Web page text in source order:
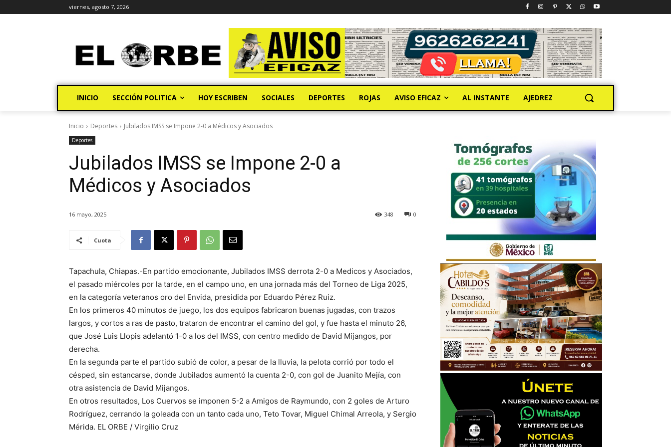
viernes, agosto 7, 2026
INICIO SECCIÓN POLITICA HOY ESCRIBEN SOCIALES DEPORTES ROJAS AVISO EFICAZ AL INSTANTE AJEDREZ
Inicio Deportes Jubilados IMSS se Impone 2-0 a Médicos y Asociados
Deportes
Jubilados IMSS se Impone 2-0 a
Médicos y Asociados
16 mayo, 2025 0
348
Cuota
Tapachula, Chiapas.-En partido emocionante, Jubilados IMSS derrota 2-0 a Medicos y Asociados,
el pasado miércoles por la tarde, en el campo uno, en una jornada más del Torneo de Liga 2025,
en la categoría veteranos oro del Envida, presidida por Eduardo Pérez Ruiz.
En los primeros 40 minutos de juego, los dos equipos fabricaron buenas jugadas, con trazos
largos, y cortos a ras de pasto, trataron de encontrar el camino del gol, y fue hasta el minuto 26,
que José Luis Llopis adelantó 1-0 a los del IMSS, con centro medido de David Mijangos, por
derecha.
En la segunda parte el partido subió de color, a pesar de la lluvia, la pelota corrió por todo el
césped, sin estancarse, donde Jubilados aumentó la cuenta 2-0, con gol de Juanito Mejía, con
otra asistencia de David Mijangos.
En otros resultados, Los Cuervos se imponen 5-2 a Amigos de Raymundo, con 2 goles de Arturo
Rodríguez, cerrando la goleada con un tanto cada uno, Teto Tovar, Miguel Chimal Arreola, y Sergio
Mérida. EL ORBE / Virgilio Cruz